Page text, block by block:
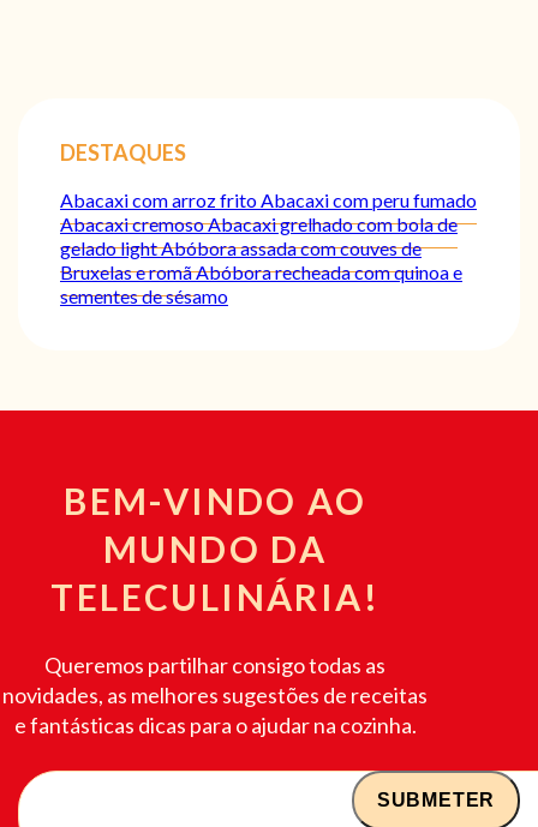
DESTAQUES
Abacaxi com arroz fritoAbacaxi com peru fumado
Abacaxi cremosoAbacaxi grelhado com bola de
gelado lightAbóbora assada com couves de
Bruxelas e romãAbóbora recheada com quinoa e
sementes de sésamo
BEM-VINDO AO
MUNDO DA
TELECULINÁRIA!
Queremos partilhar consigo todas as
novidades, as melhores sugestões de receitas
e fantásticas dicas para o ajudar na cozinha.